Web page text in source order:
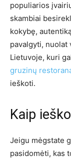
populiarios
skambiai
kokybę,
pavalgyti, nuolat
Lietuvoje, kuri
gruzinų
ieškoti.
Kaip
Jeigu mėgstate
pasidomėti, kas